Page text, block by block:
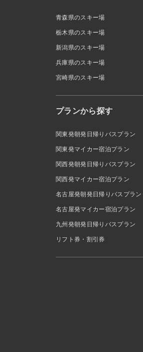
青森県のスキー場
栃木県のスキー場
新潟県のスキー場
兵庫県のスキー場
宮崎県のスキー場
プランから探す
関東発朝発日帰りバスプラン
関東発マイカー宿泊プラン
関西発朝発日帰りバスプラン
関西発マイカー宿泊プラン
名古屋発朝発日帰りバスプラン
名古屋発マイカー宿泊プラン
九州発朝発日帰りバスプラン
リフト券・割引券